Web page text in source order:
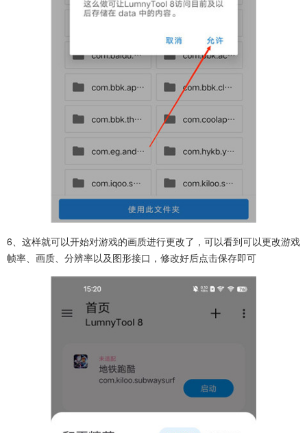
6、这样就可以开始对游戏的画质进行更改了，可以看到可以更改游戏
帧率、画质、分辨率以及图形接口，修改好后点击保存即可